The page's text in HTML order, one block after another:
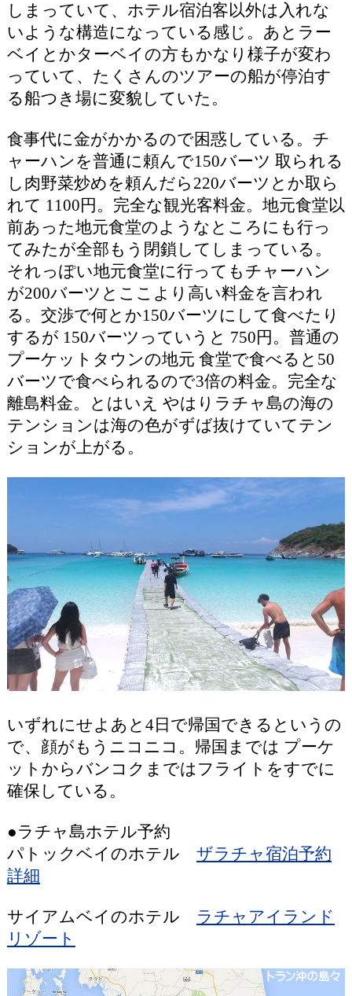
しまっていて、ホテル宿泊客以外は入れな
いような構造になっている感じ。あとラー
ベイとかターベイの方もかなり様子が変わ
っていて、たくさんのツアーの船が停泊す
る船つき場に変貌していた。
食事代に金がかかるので困惑している。チ
ャーハンを普通に頼んで150バーツ 取られる
し肉野菜炒めを頼んだら220バーツとか取ら
れて 1100円。完全な観光客料金。地元食堂以
前あった地元食堂のようなところにも行っ
てみたが全部もう閉鎖してしまっている。
それっぽい地元食堂に行ってもチャーハン
が200バーツとここより高い料金を言われ
る。交渉で何とか150バーツにして食べたり
するが 150バーツっていうと 750円。普通の
プーケットタウンの地元 食堂で食べると50
バーツで食べられるので3倍の料金。完全な
離島料金。とはいえ やはりラチャ島の海の
テンションは海の色がずば抜けていてテン
ションが上がる。
いずれにせよあと4日で帰国できるというの
で、顔がもうニコニコ。帰国までは プーケ
ットからバンコクまではフライトをすでに
確保している。
●ラチャ島ホテル予約
パトックベイのホテル ザラチャ宿泊予約
詳細
サイアムベイのホテル ラチャアイランド
リゾート